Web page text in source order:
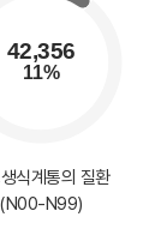
식계통의 질환
(N00-N99)